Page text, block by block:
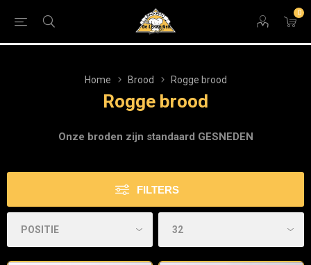
0
Home Brood Rogge brood
Rogge brood
Onze broden zijn standaard GESNEDEN
FILTERS